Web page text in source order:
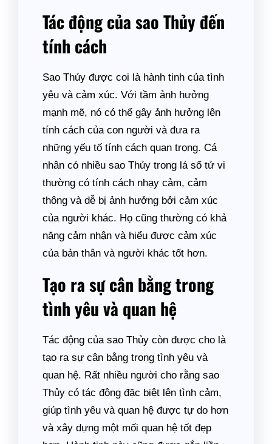
Tác động của sao Thủy đến
tính cách
Sao Thủy được coi là hành tinh của tình
yêu và cảm xúc. Với tầm ảnh hưởng
mạnh mẽ, nó có thể gây ảnh hưởng lên
tính cách của con người và đưa ra
những yếu tố tính cách quan trọng. Cá
nhân có nhiều sao Thủy trong lá số tử vi
thường có tính cách nhạy cảm, cảm
thông và dễ bị ảnh hưởng bởi cảm xúc
của người khác. Họ cũng thường có khả
năng cảm nhận và hiểu được cảm xúc
của bản thân và người khác tốt hơn.
Tạo ra sự cân bằng trong
tình yêu và quan hệ
Tác động của sao Thủy còn được cho là
tạo ra sự cân bằng trong tình yêu và
quan hệ. Rất nhiều người cho rằng sao
Thủy có tác động đặc biệt lên tình cảm,
giúp tình yêu và quan hệ được tự do hơn
và xây dựng một mối quan hệ tốt đẹp